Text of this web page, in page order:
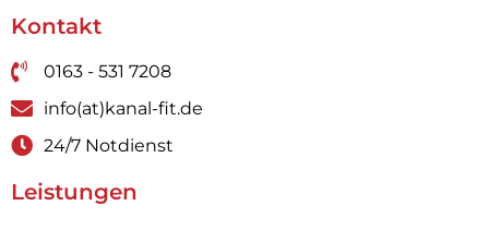
Kontakt
0163 - 531 7208
info(at)kanal-fit.de
24/7 Notdienst
Leistungen